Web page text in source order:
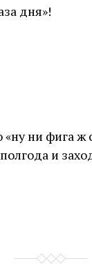
дня»!
ни фига ж
и